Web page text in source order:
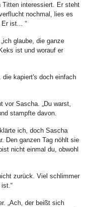
interessiert. Er steht
nochmal, lies es
ist... “
glaube, die ganze
ist und worauf er
die kapiert's doch einfach
Sascha. „Du warst,
stampfte davon.
ich, doch Sascha
Den ganzen Tag nöhlt sie
nicht einmal du, obwohl
zurück. Viel schlimmer
„Ach, der beißt sich